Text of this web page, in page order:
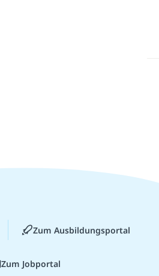
Zum Ausbildungsportal
Zum Jobportal